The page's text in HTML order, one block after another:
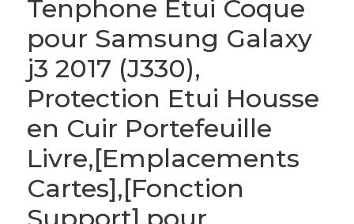
Tenphone Etui Coque
pour Samsung Galaxy
j3 2017 (J330),
Protection Etui Housse
en Cuir Portefeuille
Livre,[Emplacements
Cartes],[Fonction